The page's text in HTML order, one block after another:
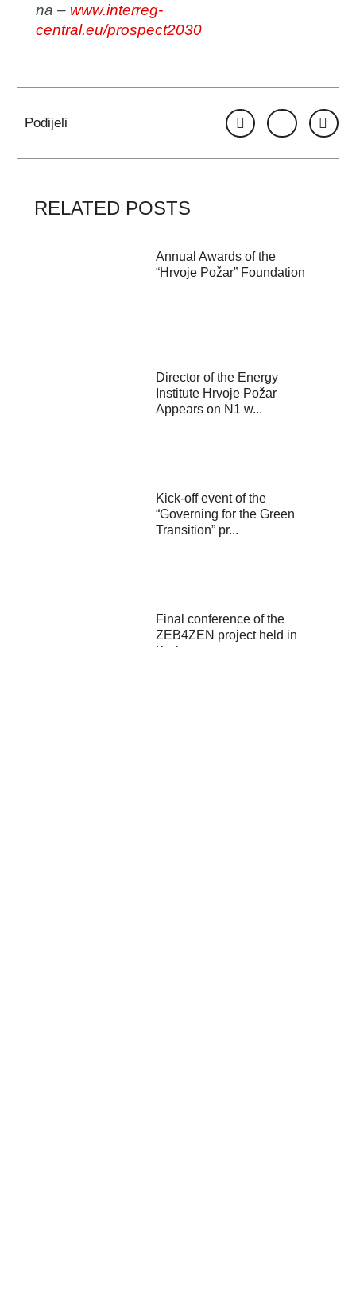
na – www.interreg-
central.eu/prospect2030
Podijeli
RELATED POSTS
Annual Awards of the
“Hrvoje Požar” Foundation
Director of the Energy
Institute Hrvoje Požar
Appears on N1 w...
Kick-off event of the
“Governing for the Green
Transition” pr...
Final conference of the
ZEB4ZEN project held in
Karlovac